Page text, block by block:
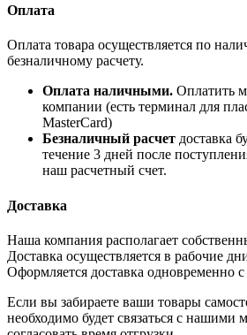
Оплата
Оплата товара осуществляется по
безналичному расчету.
Оплата наличными. Оплатить
компании (есть терминал для
MasterCard)
Безналичный расчет доставка
течение 3 дней после
наш расчетный счет.
Доставка
Наша компания располагает
Доставка осуществляется в рабочие
Оформляется доставка одновременно с
Если вы забираете ваши товары
необходимо будет связаться с нашими